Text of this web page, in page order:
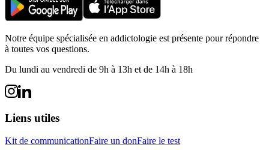
Notre équipe spécialisée en addictologie est présente pour répondre
à toutes vos questions.
Du lundi au vendredi de 9h à 13h et de 14h à 18h
Liens utiles
Kit de communicationFaire un donFaire le test